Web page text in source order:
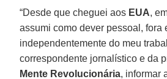
“Desde que cheguei aos EUA,
assumi como dever pessoal, fora
independentemente do meu
correspondente jornalístico e da
Mente Revolucionária, informar